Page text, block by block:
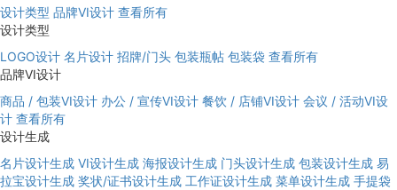
设计类型 品牌VI设计 查看所有
设计类型
LOGO设计 名片设计 招牌/门头 包装瓶帖 包装袋 查看所有
品牌VI设计
商品 / 包装VI设计 办公 / 宣传VI设计 餐饮 / 店铺VI设计 会议 / 活动VI设
计 查看所有
设计生成
名片设计生成 VI设计生成 海报设计生成 门头设计生成 包装设计生成 易
拉宝设计生成 奖状/证书设计生成 工作证设计生成 菜单设计生成 手提袋